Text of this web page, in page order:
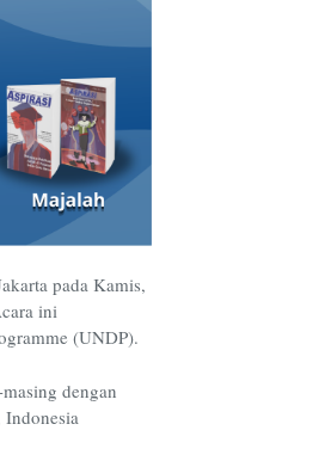
pada Kamis,
ini
(UNDP).
dengan